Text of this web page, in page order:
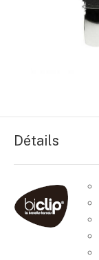
Détails